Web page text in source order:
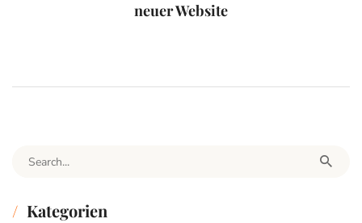
neuer Website
Search for:
Kategorien